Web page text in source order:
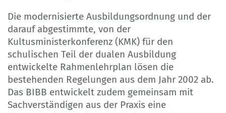
Die modernisierte Ausbildungsordnung und der
darauf abgestimmte, von der
Kultusministerkonferenz (KMK) für den
schulischen Teil der dualen Ausbildung
entwickelte Rahmenlehrplan lösen die
bestehenden Regelungen aus dem Jahr 2002 ab.
Das BIBB entwickelt zudem gemeinsam mit
Sachverständigen aus der Praxis eine